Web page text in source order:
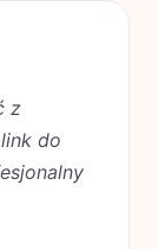
z
do